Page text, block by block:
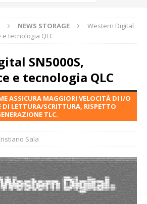
NEWS STORAGE
Western Digital
tecnologia QLC
SN5000S,
e tecnologia QLC
ASSICURA MAGGIORI VELOCITÀ DI I/O
DI LETTURA/SCRITTURA, RISPETTO
TLC.
Sala